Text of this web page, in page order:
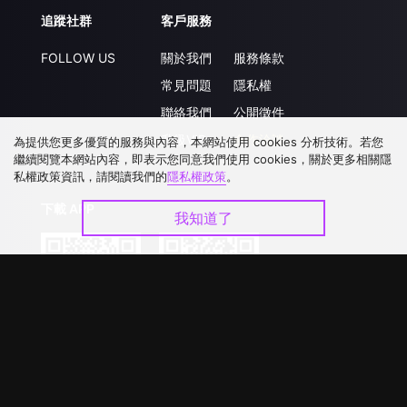
追蹤社群
FOLLOW US
客戶服務
關於我們
常見問題
聯絡我們
升級VIP
服務條款
隱私權
公開徵件
合作洽談
為提供您更多優質的服務與內容，本網站使用 cookies 分析技術。若您
繼續閱覽本網站內容，即表示您同意我們使用 cookies，關於更多相關隱
私權政策資訊，請閱讀我們的隱私權政策。
我知道了